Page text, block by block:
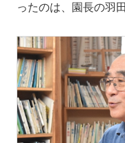
ったのは、園長の羽